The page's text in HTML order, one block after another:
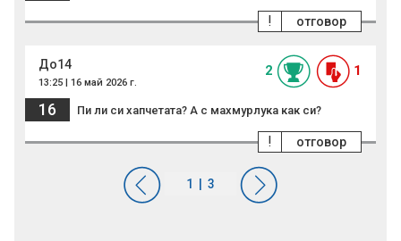
отговор
!
До14
13:25 | 16 май 2026 г.
2 1
16 Пи ли си хапчетата? А с махмурлука как си?
отговор
!